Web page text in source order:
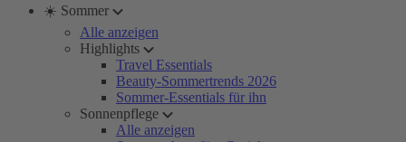
☀️ Sommer
Alle anzeigen
Highlights
Travel Essentials
Beauty-Sommertrends 2026
Sommer-Essentials für ihn
Sonnenpflege
Alle anzeigen